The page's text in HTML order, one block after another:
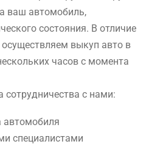
ваш автомобиль,
состояния. В отличие
выкуп авто в
часов с момента
с нами:
автомобиля
специалистами